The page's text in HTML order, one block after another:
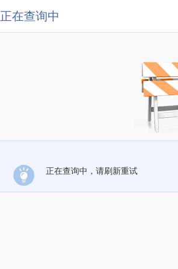
正在查询中
正在查询中，请刷新重试